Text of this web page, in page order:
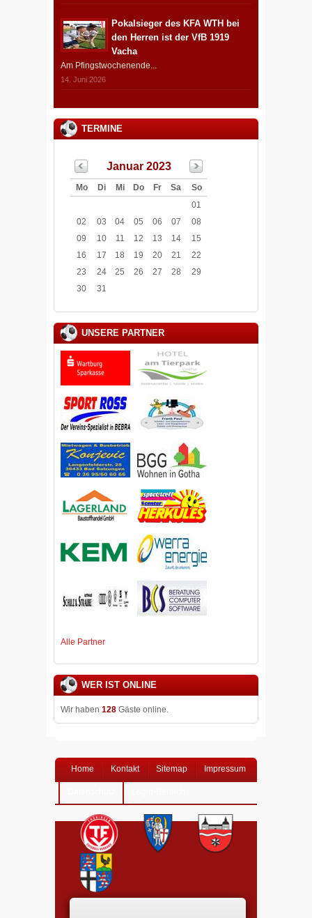
Pokalsieger des KFA WTH bei
den Herren ist der VfB 1919
Vacha
Am Pfingstwochenende...
14. Juni 2026
TERMINE
Januar 2023
Mo Di Mi Do Fr Sa
So
01
02
03 04 05 06 07
08
09
10 11 12 13 14
15
16
17 18 19 20 21
22
23
24 25 26 27 28
29
30
31
UNSERE PARTNER
Alle Partner
WER IST ONLINE
Wir haben 128 Gäste online.
Home Kontakt Sitemap Impressum